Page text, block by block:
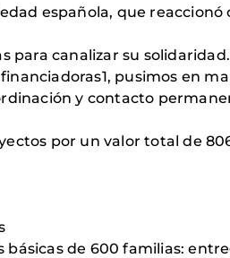
española, que reaccionó
para canalizar su
pusimos en
y contacto
por un valor total de
de 600 familias: